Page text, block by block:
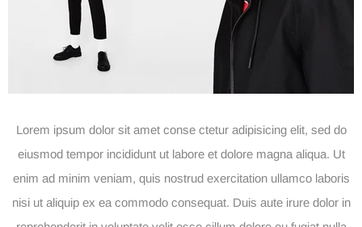
Lorem ipsum dolor sit amet conse ctetur adipisicing elit, sed do
eiusmod tempor incididunt ut labore et dolore magna aliqua. Ut
enim ad minim veniam, quis nostrud exercitation ullamco laboris
nisi ut aliquip ex ea commodo consequat. Duis aute irure dolor in